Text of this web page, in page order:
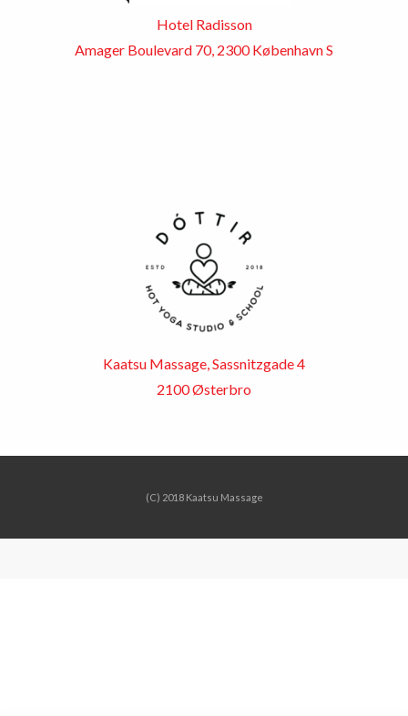
Hotel Radisson
Amager Boulevard 70, 2300 København S
Kaatsu Massage, Sassnitzgade 4
2100 Østerbro
(C) 2018 Kaatsu Massage